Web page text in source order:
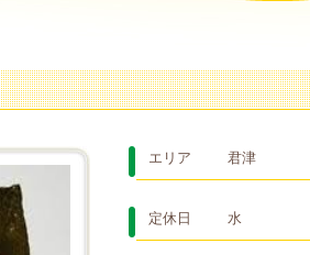
エリア 君津
定休日 水